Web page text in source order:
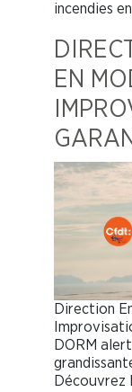
incendies
EN
Direction
DORM
Découvrez